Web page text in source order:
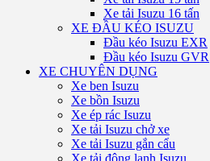
Xe tải Isuzu 16 tấn
XE ĐẦU KÉO ISUZU
Đầu kéo Isuzu EXR
Đầu kéo Isuzu GVR
XE CHUYÊN DỤNG
Xe ben Isuzu
Xe bồn Isuzu
Xe ép rác Isuzu
Xe tải Isuzu chở xe
Xe tải Isuzu gắn cẩu